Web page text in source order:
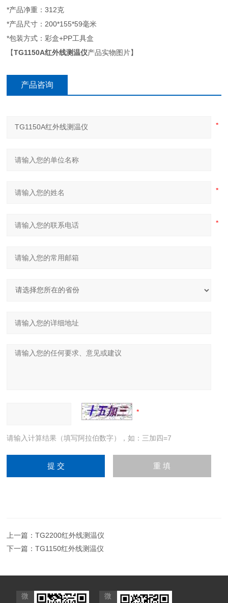
*产品净重：312克
*产品尺寸：200*155*59毫米
*包装方式：彩盒+PP工具盒
【TG1150A红外线测温仪产品实物图片】
产品咨询
请输入计算结果（填写阿拉伯数字），如：三加四=7
上一篇：TG2200红外线测温仪
下一篇：TG1150红外线测温仪
微
微